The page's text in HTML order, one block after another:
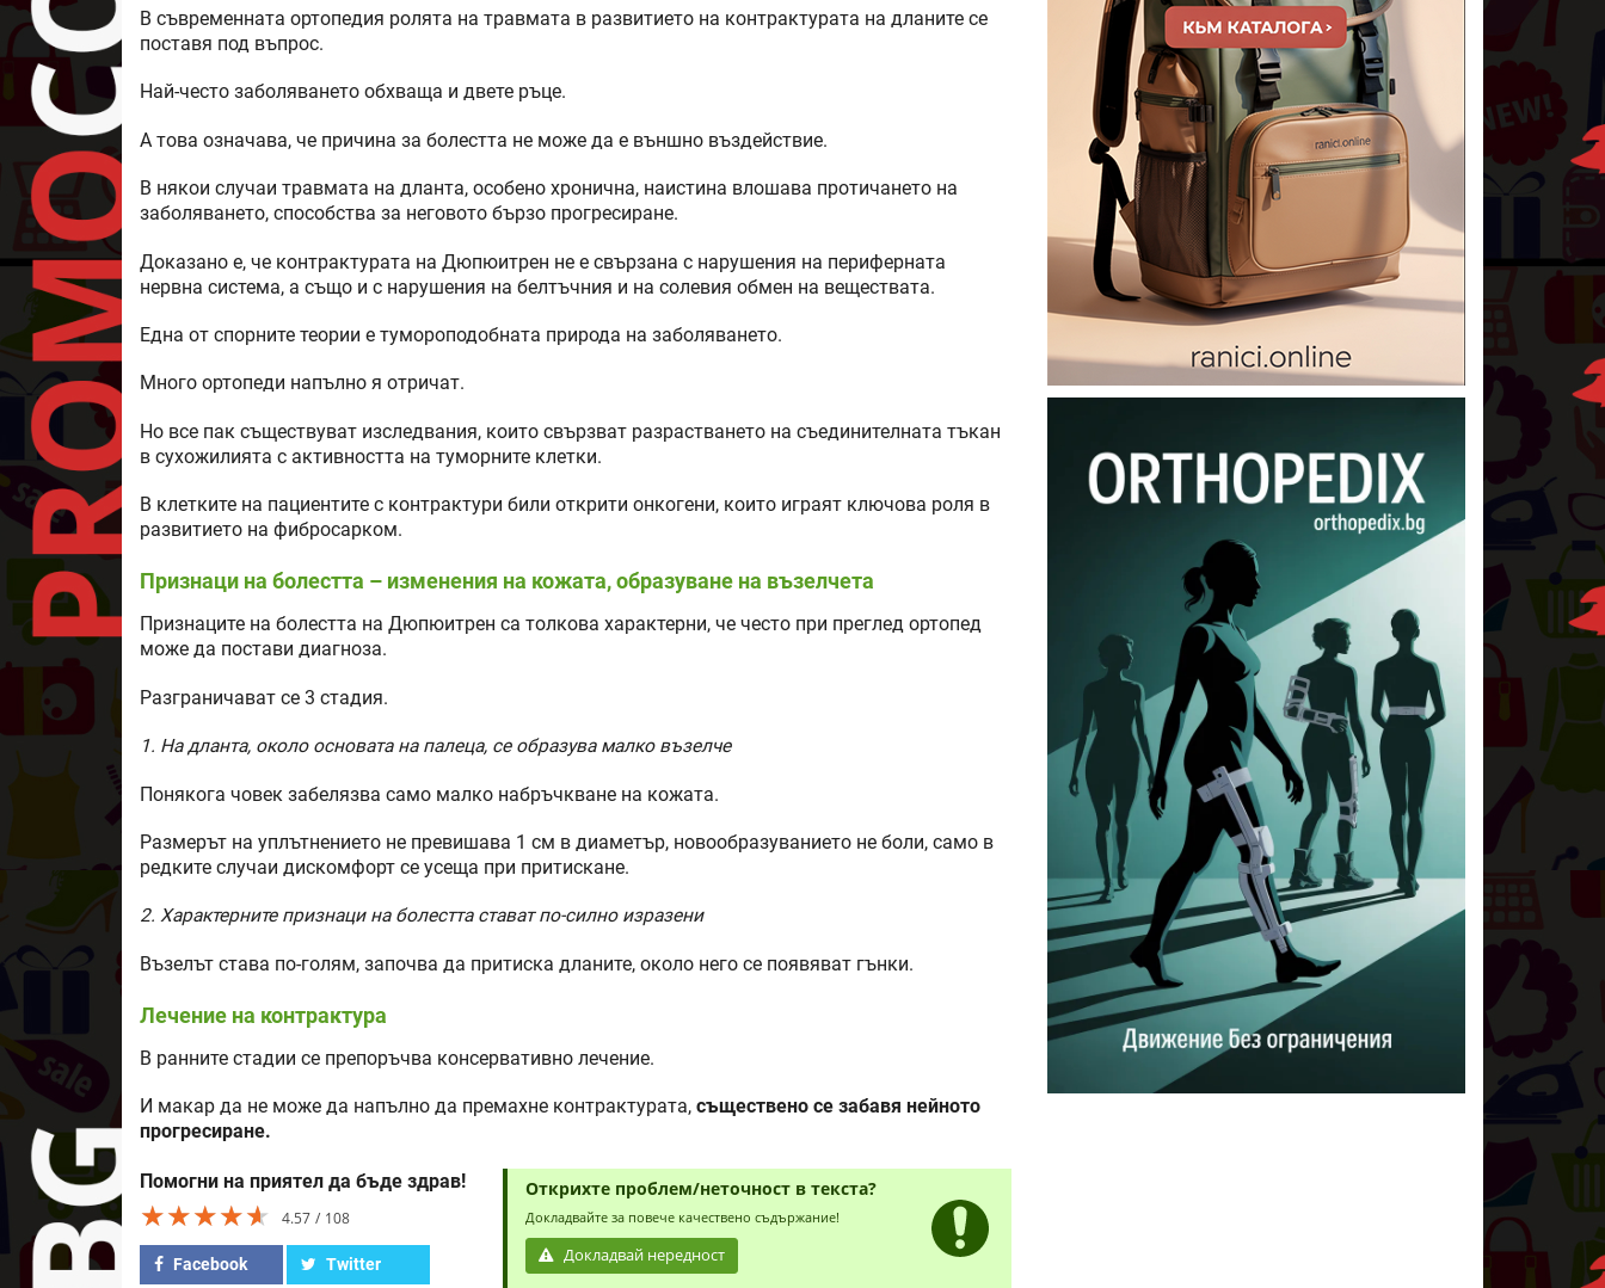
В съвременната ортопедия ролята на травмата в развитието на контрактурата на дланите се
поставя под въпрос.
Най-често заболяването обхваща и двете ръце.
А това означава, че причина за болестта не може да е външно въздействие.
В някои случаи травмата на дланта, особено хронична, наистина влошава протичането на
заболяването, способства за неговото бързо прогресиране.
Доказано е, че контрактурата на Дюпюитрен не е свързана с нарушения на периферната
нервна система, а също и с нарушения на белтъчния и на солевия обмен на веществата.
Една от спорните теории е тумороподобната природа на заболяването.
Много ортопеди напълно я отричат.
Но все пак съществуват изследвания, които свързват разрастването на съединителната тъкан
в сухожилията с активността на туморните клетки.
В клетките на пациентите с контрактури били открити онкогени, които играят ключова роля в
развитието на фибросарком.
Признаци на болестта – изменения на кожата, образуване на възелчета
Признаците на болестта на Дюпюитрен са толкова характерни, че често при преглед ортопед
може да постави диагноза.
Разграничават се 3 стадия.
1. На дланта, около основата на палеца, се образува малко възелче
Понякога човек забелязва само малко набръчкване на кожата.
Размерът на уплътнението не превишава 1 см в диаметър, новообразуванието не боли, само в
редките случаи дискомфорт се усеща при притискане.
2. Характерните признаци на болестта стават по-силно изразени
Възелът става по-голям, започва да притиска дланите, около него се появяват гънки.
Лечение на контрактура
В ранните стадии се препоръчва консервативно лечение.
И макар да не може да напълно да премахне контрактурата, съществено се забавя нейното
прогресиране.
Помогни на приятел да бъде здрав!
★★★★★
★★★★★
★★★★★ 4.57 108
Facebook Twitter
Открихте проблем/неточност в текста?
Докладвайте за повече качествено съдържание!
Докладвай нередност